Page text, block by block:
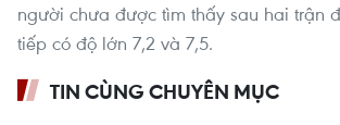
người chưa được tìm thấy sau hai trận
tiếp có độ lớn 7,2 và 7,5.
TIN CÙNG CHUYÊN MỤC